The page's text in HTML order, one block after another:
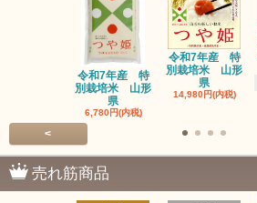
令和7年産 特
別栽培米 山形
県
6,780円(内税)
令和7年産 特
別栽培米 山形
県
14,980円(内税)
<
売れ筋商品